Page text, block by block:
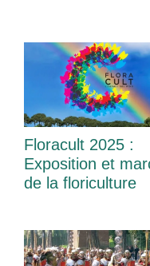
Floracult 2025 :
Exposition et
de la floriculture